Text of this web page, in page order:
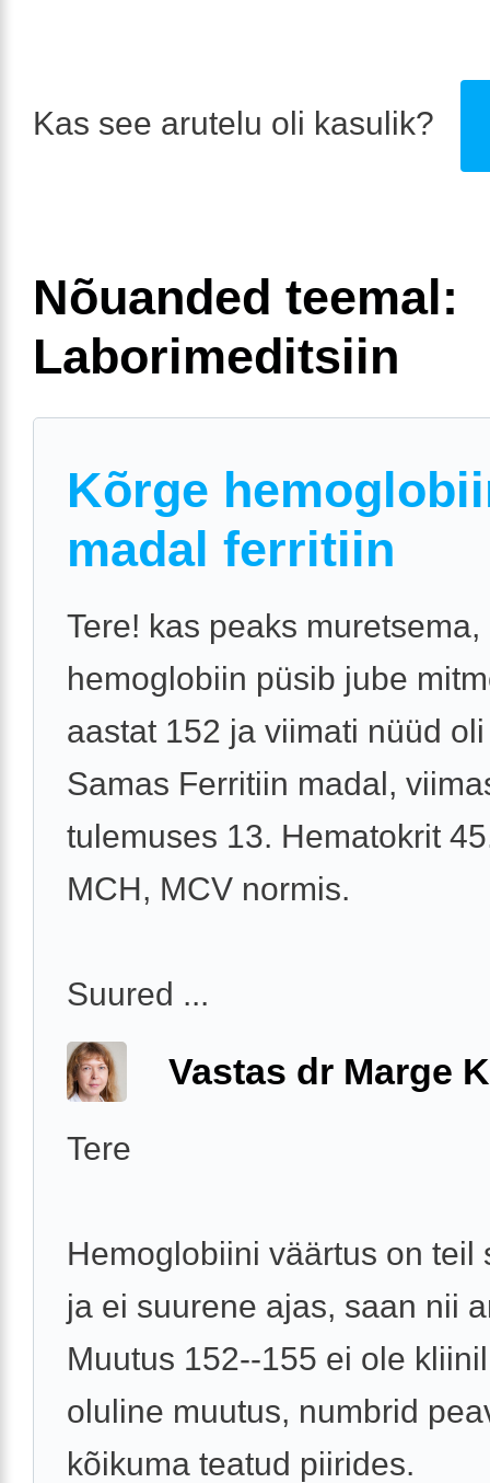
Kas see arutelu oli kasulik?
Nõuanded teemal:
Laborimeditsiin
Kõrge
madal ferritiin
Tere! kas peaks muretsema,
hemoglobiin püsib jube
aastat 152 ja viimati nüüd
Samas Ferritiin madal,
tulemuses 13. Hematokrit
MCH, MCV normis.
Suured ...
Vastas dr Marge
Tere
Hemoglobiini väärtus on teil
ja ei suurene ajas, saan nii
Muutus 152--155 ei ole
oluline muutus, numbrid
kõikuma teatud piirides.